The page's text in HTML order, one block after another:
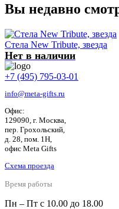
Вы недавно
Стела New Tribute, звезда
Нет в наличии
+7 (495) 795-03-01
info@meta-gifts.ru
Офис:
129090, г. Москва,
пер. Грохольский,
д. 28, пом. 1Н,
офис Meta Gifts
Схема проезда
Время работы
Пн – Пт с 10.00 до 18.00